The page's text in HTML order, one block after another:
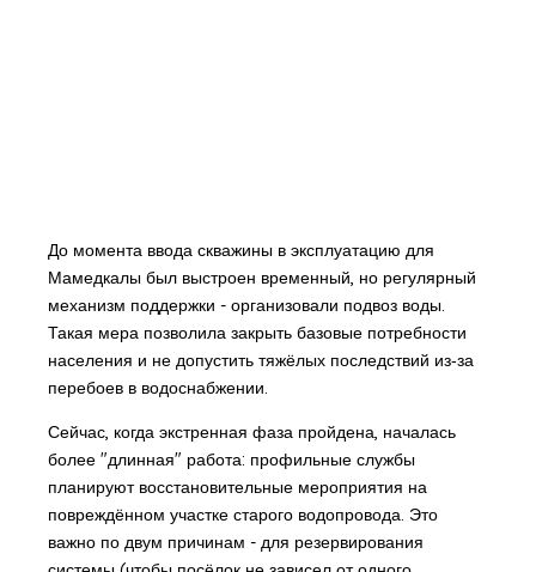
До момента ввода скважины в эксплуатацию для
Мамедкалы был выстроен временный, но регулярный
механизм поддержки - организовали подвоз воды.
Такая мера позволила закрыть базовые потребности
населения и не допустить тяжёлых последствий из‑за
перебоев в водоснабжении.
Сейчас, когда экстренная фаза пройдена, началась
более "длинная" работа: профильные службы
планируют восстановительные мероприятия на
повреждённом участке старого водопровода. Это
важно по двум причинам - для резервирования